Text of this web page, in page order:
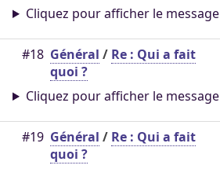
Cliquez pour afficher le message
#18 Général / Re : Qui a fait
quoi ?
Cliquez pour afficher le message
#19 Général / Re : Qui a fait
quoi ?